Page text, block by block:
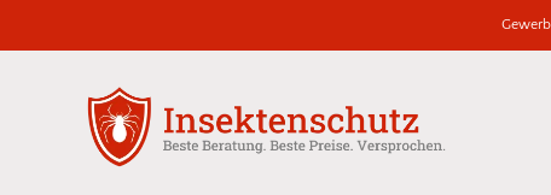
Warenkorb